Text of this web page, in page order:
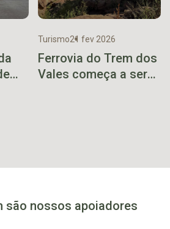
Turismo21 fev 2026
Ferrovia do Trem dos
Vales começa a ser
são nossos apoiadores